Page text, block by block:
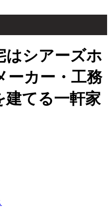
はシアーズホ
ーカー・工務
建てる一軒家